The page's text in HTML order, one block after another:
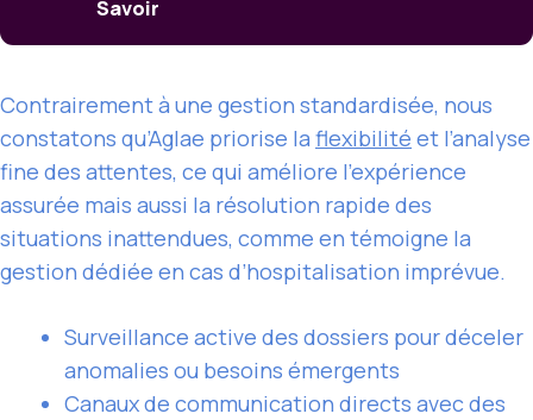
Savoir
Contrairement à une gestion standardisée, nous
constatons qu’Aglae priorise la flexibilité et l’analyse
fine des attentes, ce qui améliore l’expérience
assurée mais aussi la résolution rapide des
situations inattendues, comme en témoigne la
gestion dédiée en cas d’hospitalisation imprévue.
Surveillance active des dossiers pour déceler
anomalies ou besoins émergents
Canaux de communication directs avec des